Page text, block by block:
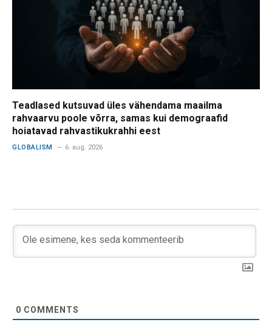
Teadlased kutsuvad üles vähendama maailma
rahvaarvu poole võrra, samas kui demograafid
hoiatavad rahvastikukrahhi eest
GLOBALISM 6. aug. 2026
0 COMMENTS